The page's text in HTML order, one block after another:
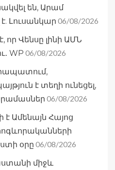
են, Արամ
Լուսանկար 06/08/2026
Վենսը լինի ԱՄՆ
WP 06/08/2026
է տեղի ունեցել,
06/08/2026
է Ամենայն Հայոց
օրը 06/08/2026
միջև